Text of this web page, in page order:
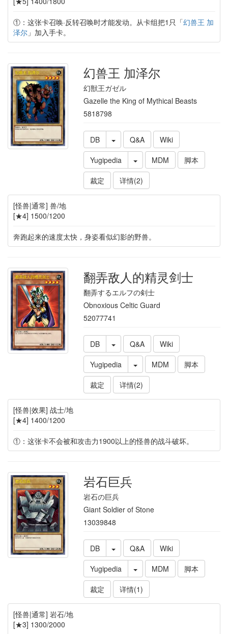
①：这张卡召唤·反转召唤时才能发动。从卡组把1只「幻兽王 加
泽尔」加入手卡。
幻兽王 加泽尔
幻獣王ガゼル
Gazelle the King of Mythical Beasts
5818798
DB Q&A
Wiki
Yugipedia
MDM
脚本
裁定
详情(2)
[怪兽|通常] 兽/地
[★4] 1500/1200
奔跑起来的速度太快，身姿看似幻影的野兽。
翻弄敌人的精灵剑士
翻弄するエルフの剣士
Obnoxious Celtic Guard
52077741
DB Q&A
Wiki
Yugipedia
MDM
脚本
裁定
详情(2)
[怪兽|效果] 战士/地
[★4] 1400/1200
①：这张卡不会被和攻击力1900以上的怪兽的战斗破坏。
岩石巨兵
岩石の巨兵
Giant Soldier of Stone
13039848
DB Q&A
Wiki
Yugipedia
MDM
脚本
裁定
详情(1)
[怪兽|通常] 岩石/地
[★3] 1300/2000